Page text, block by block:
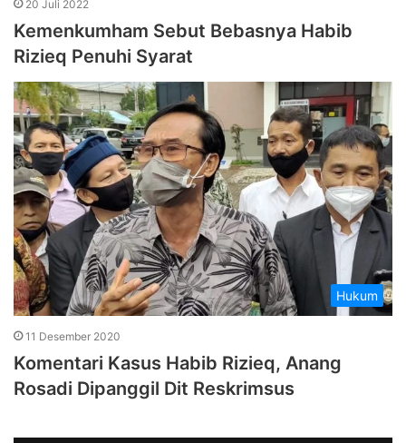
20 Juli 2022
Kemenkumham Sebut Bebasnya Habib
Rizieq Penuhi Syarat
Hukum
11 Desember 2020
Komentari Kasus Habib Rizieq, Anang
Rosadi Dipanggil Dit Reskrimsus